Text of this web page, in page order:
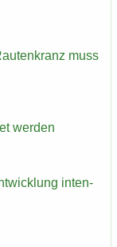
muss
wer­den
in­ten­